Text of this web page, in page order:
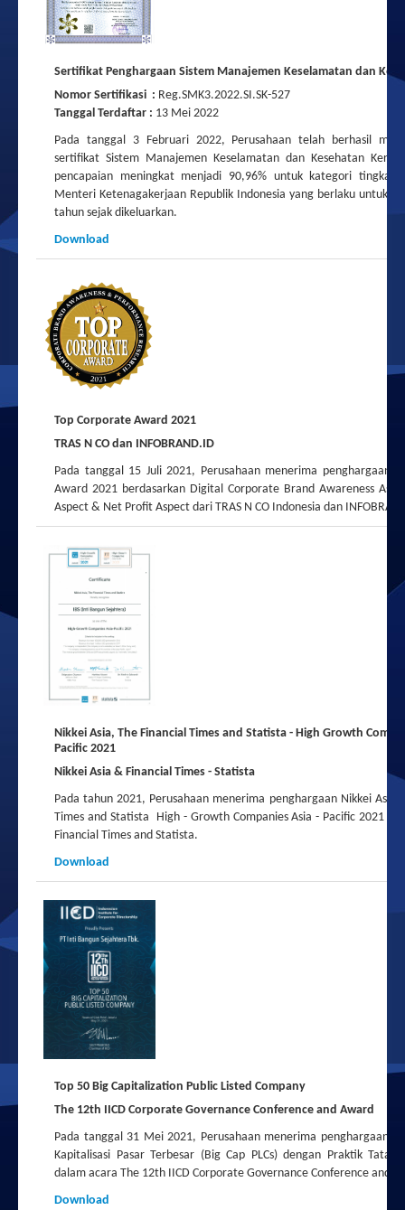
Sertifikat Penghargaan Sistem Manajemen Keselamatan dan
Nomor Sertifikasi : Reg.SMK3.2022.SI.SK-527
Tanggal Terdaftar : 13 Mei 2022
Pada tanggal 3 Februari 2022, Perusahaan telah berhasil
sertifikat Sistem Manajemen Keselamatan dan Kesehatan Kerja
pencapaian meningkat menjadi 90,96% untuk kategori tingkat
Menteri Ketenagakerjaan Republik Indonesia yang berlaku untuk
tahun sejak dikeluarkan.
Download
Top Corporate Award 2021
TRAS N CO dan INFOBRAND.ID
Pada tanggal 15 Juli 2021, Perusahaan menerima penghargaan
Award 2021 berdasarkan Digital Corporate Brand Awareness
Aspect & Net Profit Aspect dari TRAS N CO Indonesia dan
Nikkei Asia, The Financial Times and Statista - High Growth
Pacific 2021
Nikkei Asia & Financial Times - Statista
Pada tahun 2021, Perusahaan menerima penghargaan Nikkei Asia,
Times and Statista
High - Growth Companies Asia - Pacific 2021
Financial Times and Statista.
Download
Top 50 Big Capitalization Public Listed Company
The 12th IICD Corporate Governance Conference and Award
Pada tanggal 31 Mei 2021, Perusahaan menerima penghargaan
Kapitalisasi Pasar Terbesar (Big Cap PLCs) dengan Praktik Tata
dalam acara The 12th IICD Corporate Governance Conference and
Download